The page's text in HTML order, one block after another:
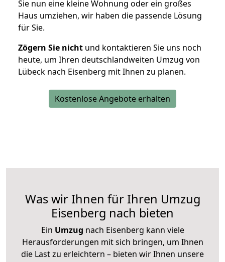
Sie nun eine kleine Wohnung oder ein großes
Haus umziehen, wir haben die passende Lösung
für Sie.
Zögern Sie nicht und kontaktieren Sie uns noch
heute, um Ihren deutschlandweiten Umzug von
Lübeck nach Eisenberg mit Ihnen zu planen.
Kostenlose Angebote erhalten
Was wir Ihnen für Ihren Umzug
Eisenberg nach bieten
Ein Umzug nach Eisenberg kann viele
Herausforderungen mit sich bringen, um Ihnen
die Last zu erleichtern – bieten wir Ihnen unsere